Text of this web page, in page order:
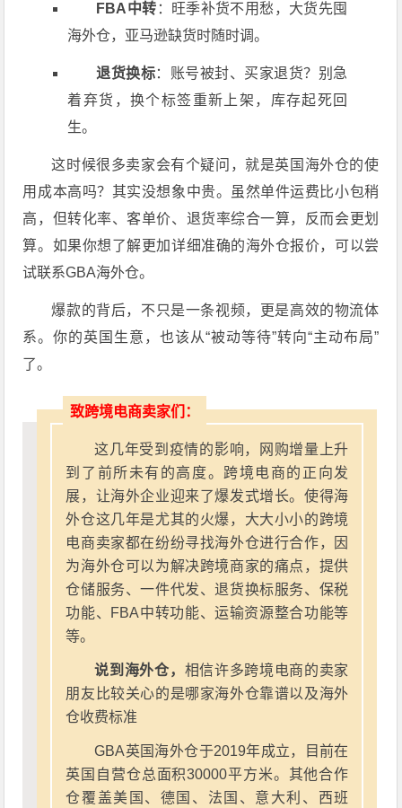
FBA中转 ：旺季补货不用愁，大货先囤
海外仓，亚马逊缺货时随时调。
退货换标：账号被封、买家退货？别急
着弃货，换个标签重新上架，库存起死回
生。
这时候很多卖家会有个疑问，就是英国海外仓的使
用成本高吗？其实没想象中贵。虽然单件运费比小包稍
高，但转化率、客单价、退货率综合一算，反而会更划
算。如果你想了解更加详细准确的海外仓报价，可以尝
试联系GBA海外仓。
爆款的背后，不只是一条视频，更是高效的物流体
系。你的英国生意，也该从“被动等待”转向“主动布局”
了。
致跨境电商卖家们：
这几年受到疫情的影响，网购增量上升
到了前所未有的高度。跨境电商的正向发
展，让海外企业迎来了爆发式增长。使得海
外仓这几年是尤其的火爆，大大小小的跨境
电商卖家都在纷纷寻找海外仓进行合作，因
为海外仓可以为解决跨境商家的痛点，提供
仓储服务、一件代发、退货换标服务、保税
功能、FBA中转功能、运输资源整合功能等
等。
说到海外仓， 相信许多跨境电商的卖家
朋友比较关心的是哪家海外仓靠谱以及海外
仓收费标准
GBA英国海外仓于2019年成立，目前在
英国自营仓总面积30000平方米。其他合作
仓覆盖美国、德国、法国、意大利、西班